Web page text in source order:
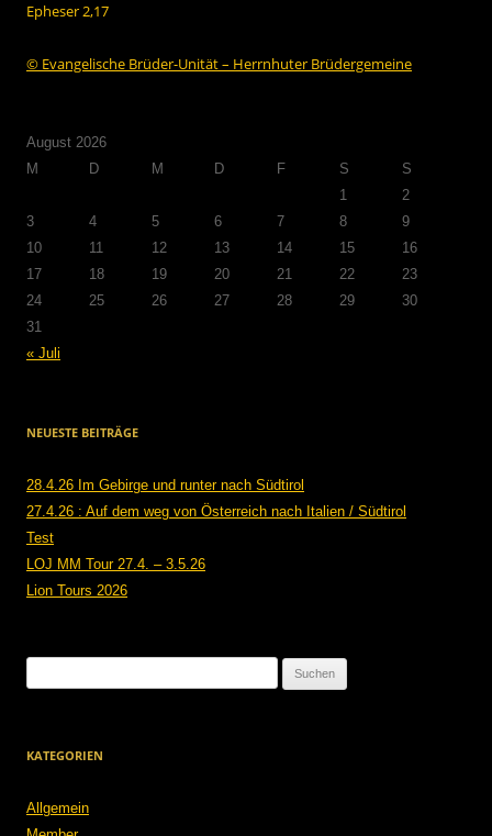
Epheser 2,17
© Evangelische Brüder-Unität – Herrnhuter Brüdergemeine
August 2026
M
D M D F S
S
1
2
3
4 5 6 7 8
9
10
11 12 13 14 15
16
17
18 19 20 21 22
23
24
25 26 27 28 29
30
31
« Juli
NEUESTE BEITRÄGE
28.4.26 Im Gebirge und runter nach Südtirol
27.4.26 : Auf dem weg von Österreich nach Italien / Südtirol
Test
LOJ MM Tour 27.4. – 3.5.26
Lion Tours 2026
KATEGORIEN
Allgemein